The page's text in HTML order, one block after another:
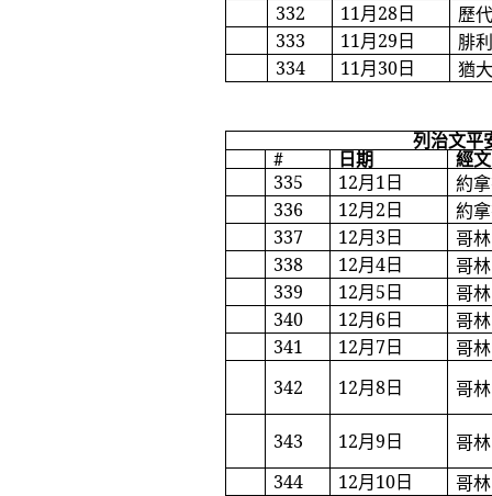
332
11月28日
歷
333
11月29日
腓
334
11月30日 猶
列治文平
# 日期
經文
335
12月1日
約
336
12月2日
約
337
12月3日
哥
338
12月4日
哥
339
12月5日
哥
340
12月6日
哥
341
12月7日
哥
342
12月8日 哥
343 12月9日
哥
344
12月10日
哥